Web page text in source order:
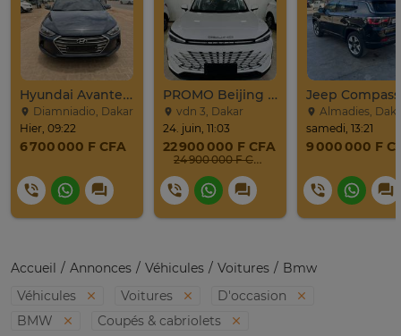
Hyundai Avante 2017
Diamniadio, Dakar
Hier, 09:22
6 700 000 F CFA
PROMO Beijing X7 / 2025
vdn 3, Dakar
24. juin, 11:03
22 900 000 F CFA
24 900 000 F CFA
Almadies,
samedi, 13:21
9 000 000 F
Accueil Annonces Véhicules Voitures
Bmw
Véhicules
Voitures
D'occasion
BMW
Coupés & cabriolets